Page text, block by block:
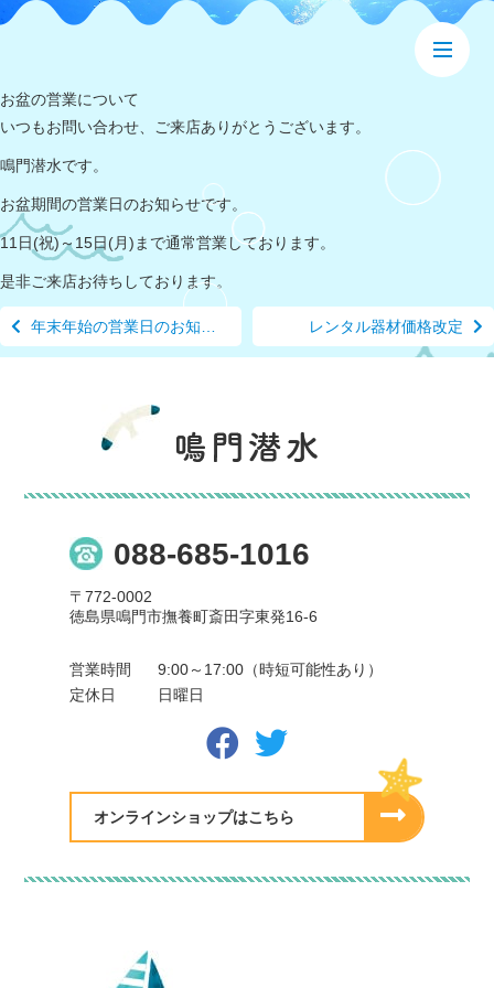
お盆の営業について
いつもお問い合わせ、ご来店ありがとうございます。
鳴門潜水です。
お盆期間の営業日のお知らせです。
11日(祝)～15日(月)まで通常営業しております。
是非ご来店お待ちしております。
レンタル器材価格改定
088-685-1016
〒772-0002
徳島県鳴門市撫養町斎田字東発16-6
営業時間
9:00～17:00（時短可能性あり）
定休日
日曜日
オンラインショップはこちら